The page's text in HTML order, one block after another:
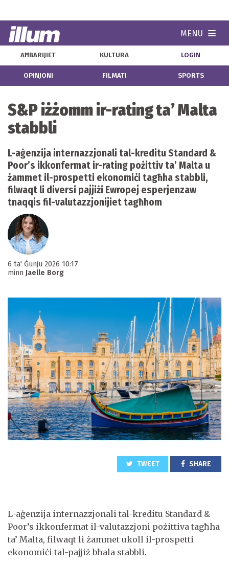
MENU
AĦBARIJIET KULTURA LOGIN
OPINJONI FILMATI SPORTS
S&P iżżomm ir-rating ta’ Malta
stabbli
L-aġenzija internazzjonali tal-kreditu Standard &
Poor’s ikkonfermat ir-rating pożittiv ta’ Malta u
żammet il-prospetti ekonomiċi tagħha stabbli,
filwaqt li diversi pajjiżi Ewropej esperjenzaw
tnaqqis fil-valutazzjonijiet tagħhom
6 ta' Ġunju 2026 10:17
minn Jaelle Borg
TWEET SHARE
L-aġenzija internazzjonali tal-kreditu Standard &
Poor’s ikkonfermat il-valutazzjoni pożittiva tagħha
ta’ Malta, filwaqt li żammet ukoll il-prospetti
ekonomiċi tal-pajjiż bħala stabbli.